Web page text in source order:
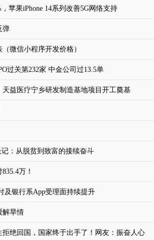
苹果iPhone 14系列改善5G网络支持
弹
微信小程序开发价格）
过关第232家 中金公司过13.5单
天益医疗宁乡研发制造基地项目开工奠基
记：从脱贫到致富的接续奋斗
万！
及银行系App受理面持续提升
解旱情
绝回国，国家终于出手了！网友：振奋人心